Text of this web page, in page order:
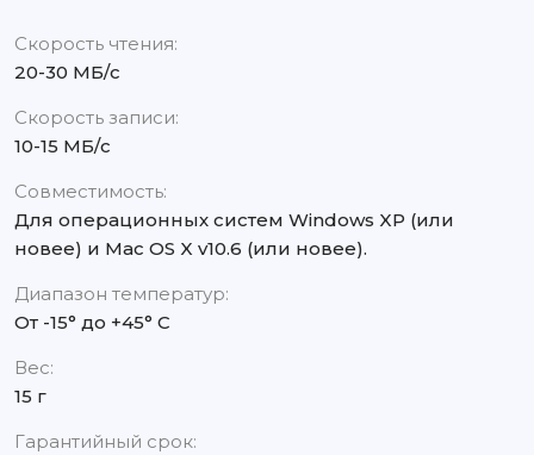
Скорость чтения:
20-30 МБ/с
Скорость записи:
10-15 МБ/с
Совместимость:
Для операционных систем Windows XP (или
новее) и Mac OS X v10.6 (или новее).
Диапазон температур:
От -15° до +45° С
Вес:
15 г
Гарантийный срок: